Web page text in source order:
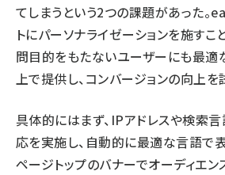
てしまうという2つの課題があった。
トにパーソナライゼーションを施すこ
問目的をもたないユーザーにも最適
上で提供し、コンバージョンの向上を
具体的にはまず、IPアドレスや検索
応を実施し、自動的に最適な言語で表
ページトップのバナーでオーディエン